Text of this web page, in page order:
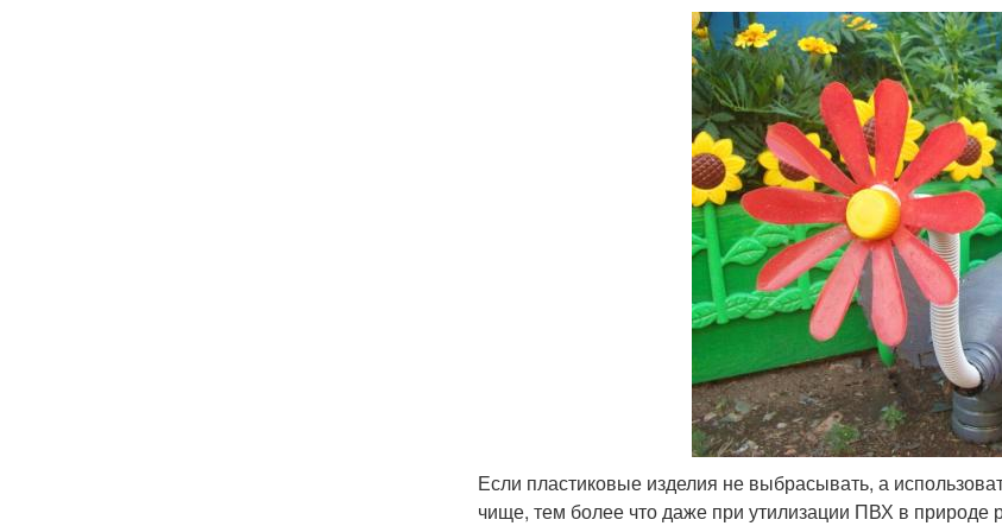
Если пластиковые изделия не выбрасывать, а
чище, тем более что даже при утилизации ПВХ в природе